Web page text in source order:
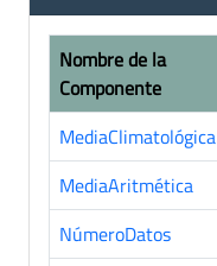
Nombre de la
Componente
MediaClimatológica
MediaAritmética
NúmeroDatos